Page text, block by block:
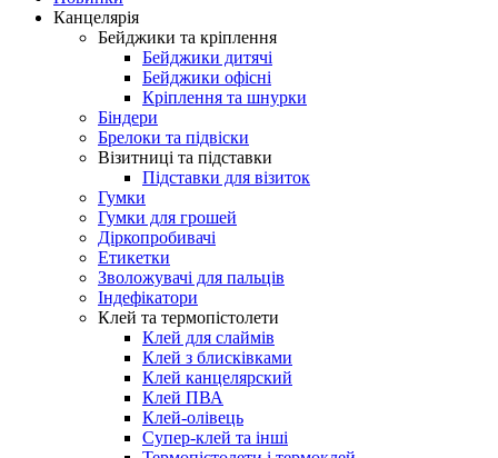
Канцелярія
Бейджики та кріплення
Бейджики дитячі
Бейджики офісні
Кріплення та шнурки
Біндери
Брелоки та підвіски
Візитниці та підставки
Підставки для візиток
Гумки
Гумки для грошей
Діркопробивачі
Етикетки
Зволожувачі для пальців
Індефікатори
Клей та термопістолети
Клей для слаймів
Клей з блисківками
Клей канцелярский
Клей ПВА
Клей-олівець
Супер-клей та інші